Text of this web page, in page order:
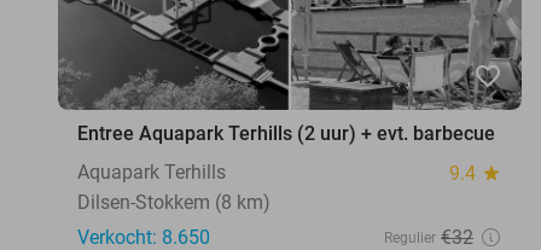
favorite_border
Entree Aquapark Terhills (2 uur) + evt. barbecue
Aquapark Terhills
9.4 star
Dilsen-Stokkem (8 km)
Verkocht: 8.650
Regulier €32